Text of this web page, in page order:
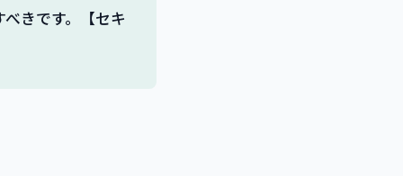
きです。【セキ